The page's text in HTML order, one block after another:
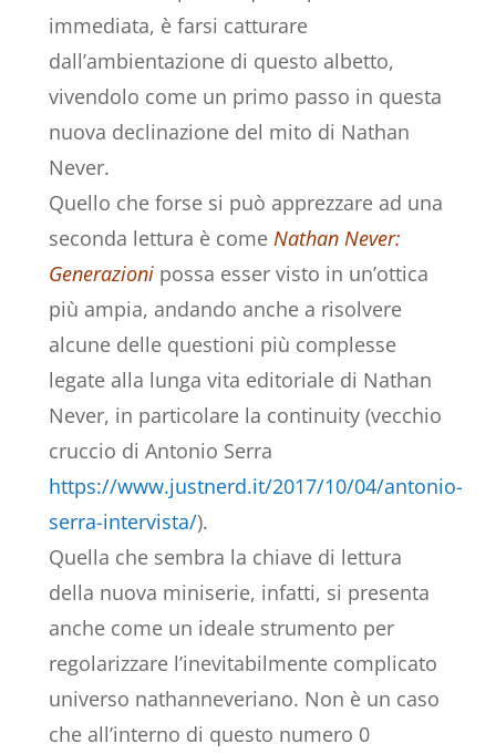
immediata, è farsi catturare
dall’ambientazione di questo albetto,
vivendolo come un primo passo in questa
nuova declinazione del mito di Nathan
Never.
Quello che forse si può apprezzare ad una
seconda lettura è come Nathan Never:
Generazionipossa esser visto in un’ottica
più ampia, andando anche a risolvere
alcune delle questioni più complesse
legate alla lunga vita editoriale di Nathan
Never, in particolare la continuity (vecchio
cruccio di Antonio Serra
https://www.justnerd.it/2017/10/04/antonio-
serra-intervista/).
Quella che sembra la chiave di lettura
della nuova miniserie, infatti, si presenta
anche come un ideale strumento per
regolarizzare l’inevitabilmente complicato
universo nathanneveriano. Non è un caso
che all’interno di questo numero 0